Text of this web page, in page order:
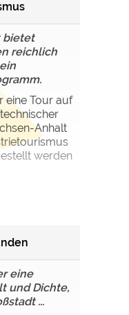
bietet
reichlich
eine Tour auf
Anhalt
werden
eine
und Dichte,
...